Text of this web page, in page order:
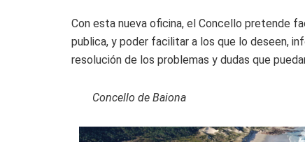
Con esta nueva oficina, el Concello pretende
publica, y poder facilitar a los que lo deseen,
resolución de los problemas y dudas que
Concello de Baiona